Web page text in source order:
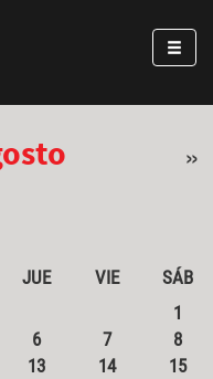
»
JUE VIE
SÁB
1
6 7
8
13 14
15